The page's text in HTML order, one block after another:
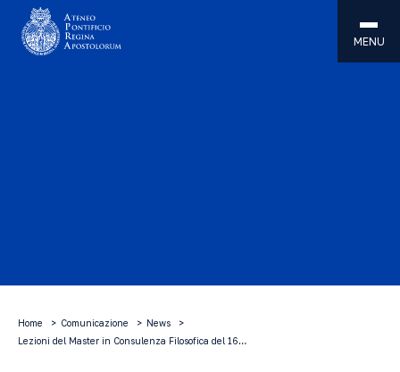
MENU
Home Comunicazione
News
Lezioni del Master in Consulenza Filosofica del 16…